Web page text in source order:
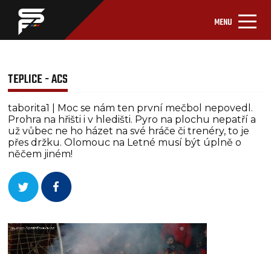
MENU
TEPLICE - ACS
taborita1 | Moc se nám ten první mečbol nepovedl.
Prohra na hřišti i v hledišti. Pyro na plochu nepatří a
už vůbec ne ho házet na své hráče či trenéry, to je
přes držku. Olomouc na Letné musí být úplně o
něčem jiném!